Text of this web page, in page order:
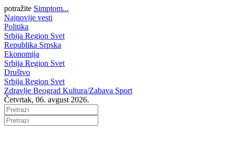
potražite Simptom...
Najnovije vesti
Politika
Srbija Region Svet
Republika Srpska
Ekonomija
Srbija Region Svet
Društvo
Srbija Region Svet
Zdravlje Beograd Kultura/Zabava Sport
Četvrtak, 06. avgust 2026.